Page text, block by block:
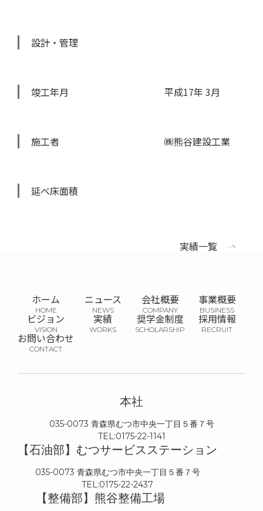
設計・管理
竣工年月 平成17年 3月
施工者 ㈱熊谷建設工業
延べ床面積
実績一覧
ホーム ニュース 会社概要
事業概要
ビジョン
実績 奨学金制度
採用情報
お問い合わせ
本社
035-0073 青森県むつ市中央一丁目５番７号
0175-22-1141
【石油部】むつサービスステーション
035-0073 青森県むつ市中央一丁目５番７号
0175-22-2437
【整備部】熊谷整備工場